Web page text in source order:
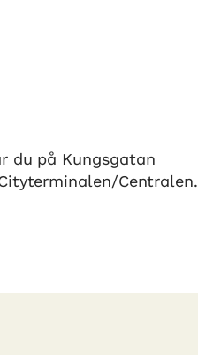
du på Kungsgatan
Centralen.